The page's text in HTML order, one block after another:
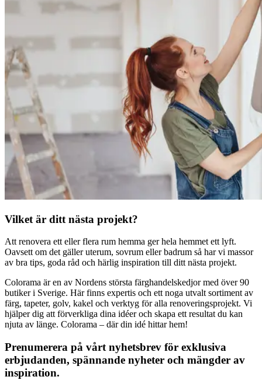
Vilket är ditt nästa projekt?
Att renovera ett eller flera rum hemma ger hela hemmet ett lyft.
Oavsett om det gäller uterum, sovrum eller badrum så har vi massor
av bra tips, goda råd och härlig inspiration till ditt nästa projekt.
Colorama är en av Nordens största färghandelskedjor med över 90
butiker i Sverige. Här finns expertis och ett noga utvalt sortiment av
färg, tapeter, golv, kakel och verktyg för alla renoveringsprojekt. Vi
hjälper dig att förverkliga dina idéer och skapa ett resultat du kan
njuta av länge. Colorama – där din idé hittar hem!
Prenumerera på vårt nyhetsbrev för exklusiva
erbjudanden, spännande nyheter och mängder av
inspiration.